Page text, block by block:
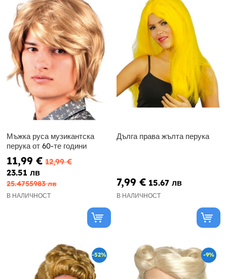
Мъжка руса музикантска
перука от 60-те години
11,99 € 12,99 €
23.51 лв
25.4755983 лв
В НАЛИЧНОСТ
Дълга права жълта перука
7,99 € 15.67 лв
В НАЛИЧНОСТ
-52% -9%